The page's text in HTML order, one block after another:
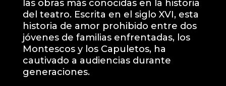
las obras más conocidas en la historia
del teatro. Escrita en el siglo XVI, esta
historia de amor prohibido entre dos
jóvenes de familias enfrentadas, los
Montescos y los Capuletos, ha
cautivado a audiencias durante
generaciones.